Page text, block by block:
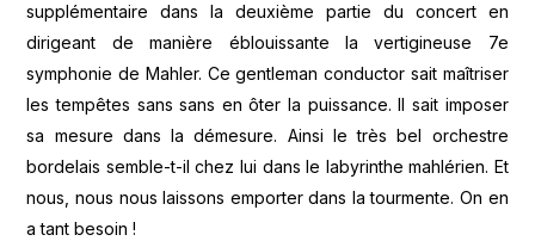
supplémentaire dans la deuxième partie du concert en
dirigeant de manière éblouissante la vertigineuse 7e
symphonie de Mahler. Ce gentleman conductor sait maîtriser
les tempêtes sans sans en ôter la puissance. Il sait imposer
sa mesure dans la démesure. Ainsi le très bel orchestre
bordelais semble-t-il chez lui dans le labyrinthe mahlérien. Et
nous, nous nous laissons emporter dans la tourmente. On en
a tant besoin !